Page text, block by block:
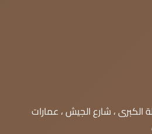
الكبرى ، شارع الجيش ، عمارات